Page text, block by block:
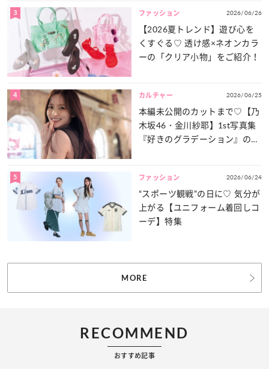
3 ファッション 2026/06/26
【2026夏トレンド】遊び心を
くすぐる♡ 透け感×ネオンカラ
ーの「クリア小物」をご紹介！
4 カルチャー 2026/06/25
本編未公開のカットまで♡【乃
木坂46・金川紗耶】1st写真集
『好きのグラデーション』の魅
5 ファッション 2026/06/24
“スポーツ観戦”の日に♡ 気分が
上がる【ユニフォーム着回しコ
ーデ】特集
MORE
RECOMMEND
おすすめ記事